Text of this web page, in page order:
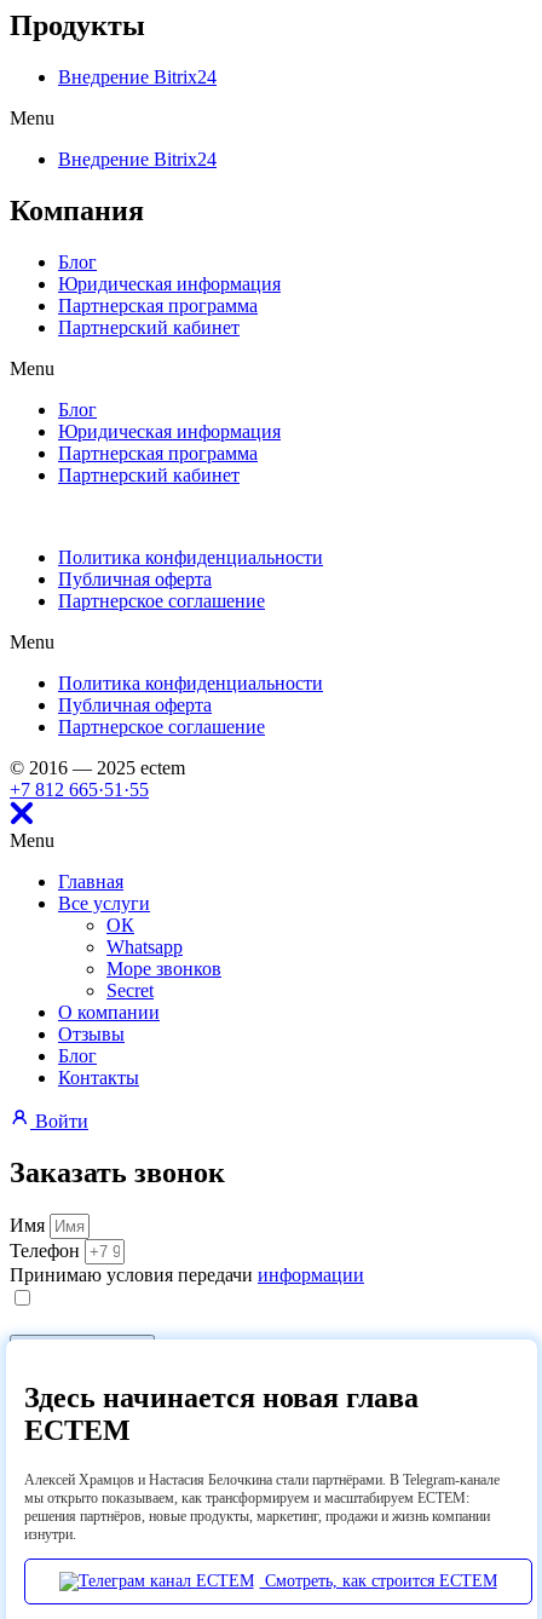
Продукты
Внедрение Bitrix24
Menu
Внедрение Bitrix24
Компания
Блог
Юридическая информация
Партнерская программа
Партнерский кабинет
Menu
Блог
Юридическая информация
Партнерская программа
Партнерский кабинет
Политика конфиденциальности
Публичная оферта
Партнерское соглашение
Menu
Политика конфиденциальности
Публичная оферта
Партнерское соглашение
© 2016 — 2025 ectem
+7 812 665·51 ·55
Menu
Главная
Все услуги
ОК
Whatsapp
Море звонков
Secret
О компании
Отзывы
Блог
Контакты
Войти
Заказать звонок
Имя
Телефон
Принимаю условия передачи информации
Спасибо за регистрацию!
поможет подключить сервис.
Желаем продуктивной работы!
Закрыть
Кейсы
Здесь начинается новая глава
ECTEM
Алексей Храмцов и Настасия Белочкина стали партнёрами. В Telegram-канале
мы открыто показываем, как трансформируем и масштабируем ECTEM:
решения партнёров, новые продукты, маркетинг, продажи и жизнь компании
изнутри.
Смотреть, как строится ECTEM